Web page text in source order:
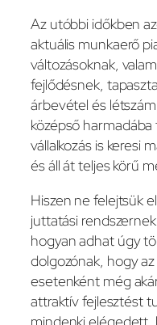
Az utóbbi időkben
aktuális munkaerő
változásoknak,
fejlődésnek,
árbevétel és
középső
vállalkozás is keresi
és áll át teljes körű
Hiszen ne felejtsük
juttatási
hogyan adhat úgy
dolgozónak, hogy
esetenként még
attraktív fejlesztést